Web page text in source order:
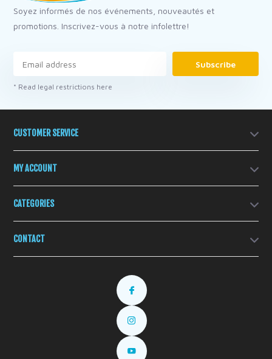
Soyez informés de nos événements, nouveautés et
promotions. Inscrivez-vous à notre infolettre!
Subscribe
* Read legal restrictions here
CUSTOMER SERVICE
MY ACCOUNT
CATEGORIES
CONTACT